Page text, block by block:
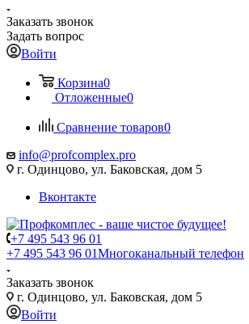
Заказать звонок
Задать вопрос
Войти
Корзина0
Отложенные0
Сравнение товаров0
info@profcomplex.pro
г. Одинцово, ул. Баковская, дом 5
Вконтакте
+7 495 543 96 01
+7 495 543 96 01Многоканальный телефон
Заказать звонок
г. Одинцово, ул. Баковская, дом 5
Войти